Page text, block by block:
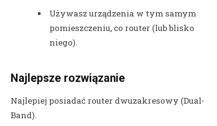
Używasz urządzenia w tym samym
pomieszczeniu, co router (lub blisko
niego).
Najlepsze rozwiązanie
Najlepiej posiadać router dwuzakresowy (Dual-
Band).